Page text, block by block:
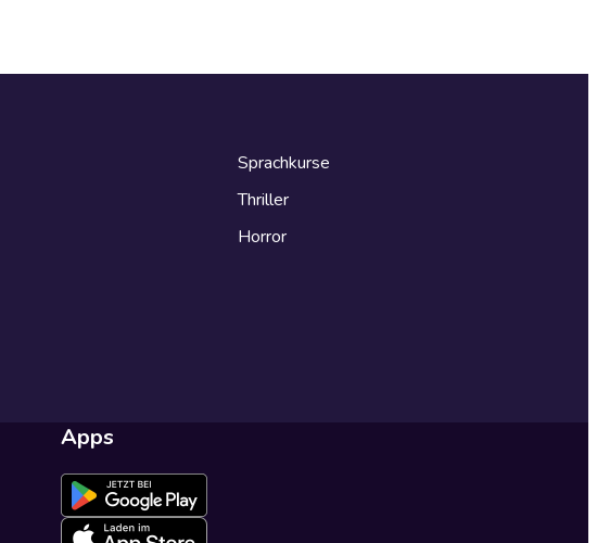
Sprachkurse
Thriller
Horror
Apps